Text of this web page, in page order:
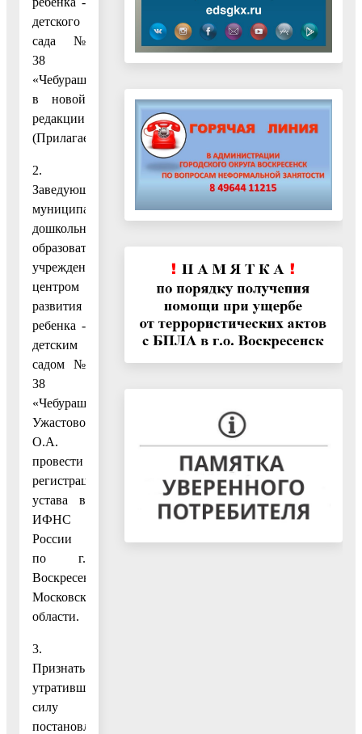
детского
сада №
38
«Чебурашка»
в новой
редакции.
(Прилагается.)
2.
Заведующему
муниципальным
дошкольным
образовательным
учреждением
центром
развития
ребенка -
детским
садом №
38
«Чебурашка»
Ужастовой
О.А.
провести
регистрацию
устава в
ИФНС
России
по г.
Воскресенску
Московской
области.
3.
Признать
утратившим
силу
постановление